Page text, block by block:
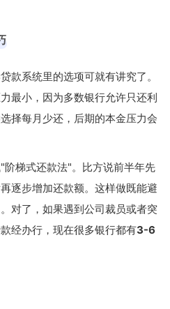
款系统里的选项可就有讲究了。
最小 ，因为多数银行允许只还利
择每月少还，后期的本金压力会
梯式还款法"。比方说前半年先
逐步增加还款额。这样做既能避
对了，如果遇到公司裁员或者突
经办行，现在很多银行都有3-6